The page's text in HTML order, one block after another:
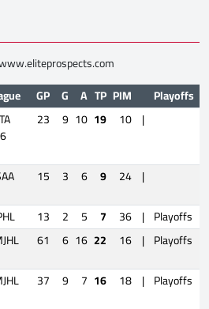
GP G A TP PIM Playoffs
23 9 10 19 10 |
15 3 6 9 24 |
13 2 5 7 36 | Playoffs
61 6 16 22 16 | Playoffs
37 9 7 16 18 | Playoffs